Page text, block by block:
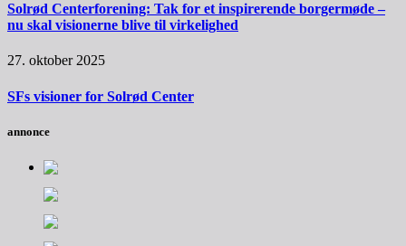
Solrød Centerforening: Tak for et inspirerende borgermøde –
nu skal visionerne blive til virkelighed
27. oktober 2025
SFs visioner for Solrød Center
annonce